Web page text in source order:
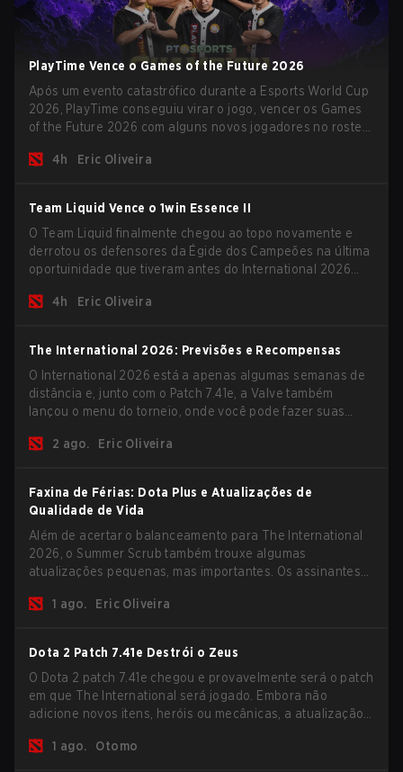
PlayTime Vence o Games of the Future 2026
Após um evento catastrófico durante a Esports World Cup
2026, PlayTime conseguiu virar o jogo, vencer os Games
of the Future 2026 com alguns novos jogadores no roster
da nova temporada.
4h Eric Oliveira
Team Liquid Vence o 1win Essence II
O Team Liquid finalmente chegou ao topo novamente e
derrotou os defensores da Égide dos Campeões na última
oportuinidade que tiveram antes do International 2026
uma chance de glória eterna.
4h Eric Oliveira
The International 2026: Previsões e Recompensas
O International 2026 está a apenas algumas semanas de
distância e, junto com o Patch 7.41e, a Valve também
lançou o menu do torneio, onde você pode fazer suas
recompensas deste ano.
2 ago. Eric Oliveira
Faxina de Férias: Dota Plus e Atualizações de
Qualidade de Vida
Além de acertar o balanceamento para The International
2026, o Summer Scrub também trouxe algumas
atualizações pequenas, mas importantes. Os assinantes
jogo e agora todos os jogadores podem vincular teclas de
1 ago. Eric Oliveira
Dota 2 Patch 7.41e Destrói o Zeus
O Dota 2 patch 7.41e chegou e provavelmente será o patch
em que The International será jogado. Embora não
adicione novos itens, heróis ou mecânicas, a atualização
maiores problemas do jogo.
1 ago. Otomo